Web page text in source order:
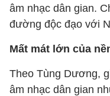
âm nhạc dân gian.
đường độc đạo với
Mất mát lớn của
Theo Tùng Dương,
âm nhạc dân gian